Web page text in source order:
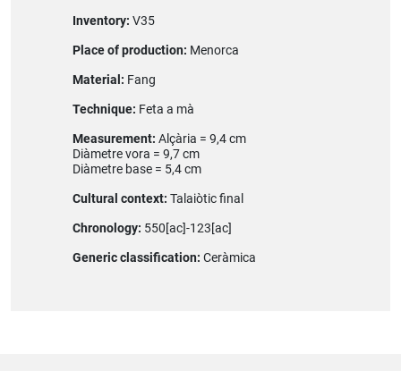
Inventory: V35
Place of production: Menorca
Material: Fang
Technique: Feta a mà
Measurement: Alçària = 9,4 cm
Diàmetre vora = 9,7 cm
Diàmetre base = 5,4 cm
Cultural context: Talaiòtic final
Chronology: 550[ac]-123[ac]
Generic classification: Ceràmica